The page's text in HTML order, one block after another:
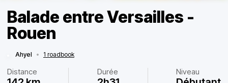
Balade entre Versailles -
Rouen
Ahyel • 1 roadbook
Distance Durée Niveau